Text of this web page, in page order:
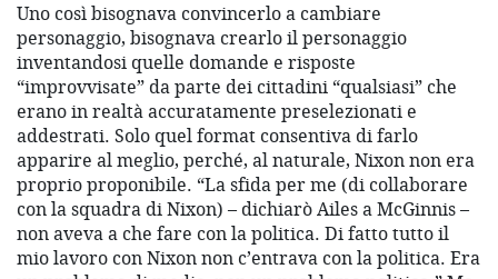
Uno così bisognava convincerlo a cambiare
personaggio, bisognava crearlo il personaggio
inventandosi quelle domande e risposte
“improvvisate” da parte dei cittadini “qualsiasi” che
erano in realtà accuratamente preselezionati e
addestrati. Solo quel format consentiva di farlo
apparire al meglio, perché, al naturale, Nixon non era
proprio proponibile. “La sfida per me (di collaborare
con la squadra di Nixon) – dichiarò Ailes a McGinnis –
non aveva a che fare con la politica. Di fatto tutto il
mio lavoro con Nixon non c’entrava con la politica. Era